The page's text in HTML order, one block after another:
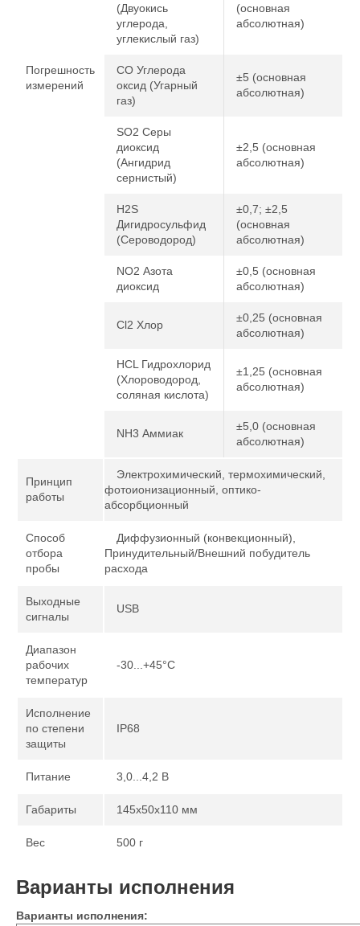
Погрешность
измерений
(Двуокись
углерода,
углекислый газ)
(основная
абсолютная)
CO Углерода
оксид (Угарный
газ)
±5 (основная
абсолютная)
SO2 Серы
диоксид
(Ангидрид
сернистый)
±2,5 (основная
абсолютная)
H2S
Дигидросульфид
(Сероводород)
±0,7; ±2,5
(основная
абсолютная)
NO2 Азота
диоксид
±0,5 (основная
абсолютная)
Cl2 Хлор
±0,25 (основная
абсолютная)
HCL Гидрохлорид
(Хлороводород,
соляная кислота)
±1,25 (основная
абсолютная)
NH3 Аммиак
±5,0 (основная
абсолютная)
Принцип
работы
Электрохимический, термохимический,
фотоионизационный, оптико-
абсорбционный
Способ
отбора
пробы
Диффузионный (конвекционный),
Принудительный/Внешний побудитель
расхода
Выходные
сигналы
USB
Диапазон
рабочих
температур
-30...+45°С
Исполнение
по степени
защиты
IP68
Питание 3,0...4,2 В
Габариты 145х50х110 мм
Вес 500 г
Варианты исполнения
Варианты исполнения: